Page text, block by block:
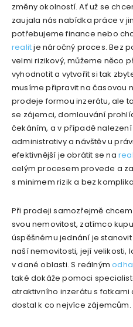
změny okolností. Ať už se
zaujala nás nabídka práce v
potřebujeme finance nebo
realitje náročný proces. Bez
velmi rizikový, můžeme něco
vyhodnotit a vytvořit si tak
musíme připravit na časovou
prodeje formou inzerátu, ale
se zájemci, domlouvání
čekáním, a v případě
administrativy a návštěv u
efektivnější je obrátit se na
celým procesem provede a
s minimem rizik a bez
Při prodeji samozřejmě
svou nemovitost, zatímco
úspěšnému jednání je
naší nemovitosti, její velikosti,
v dané oblasti. S reálným
také dokáže pomoci
atraktivního inzerátu s
dostal k co nejvíce zájemcům.